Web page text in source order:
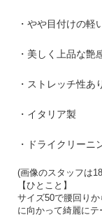
・やや目付けの軽
・美しく上品な艶
・ストレッチ性あ
・イタリア製
・ドライクリーニ
(画像のスタッフは
【ひとこと】
サイズ50で腰回り
に向かって綺麗に